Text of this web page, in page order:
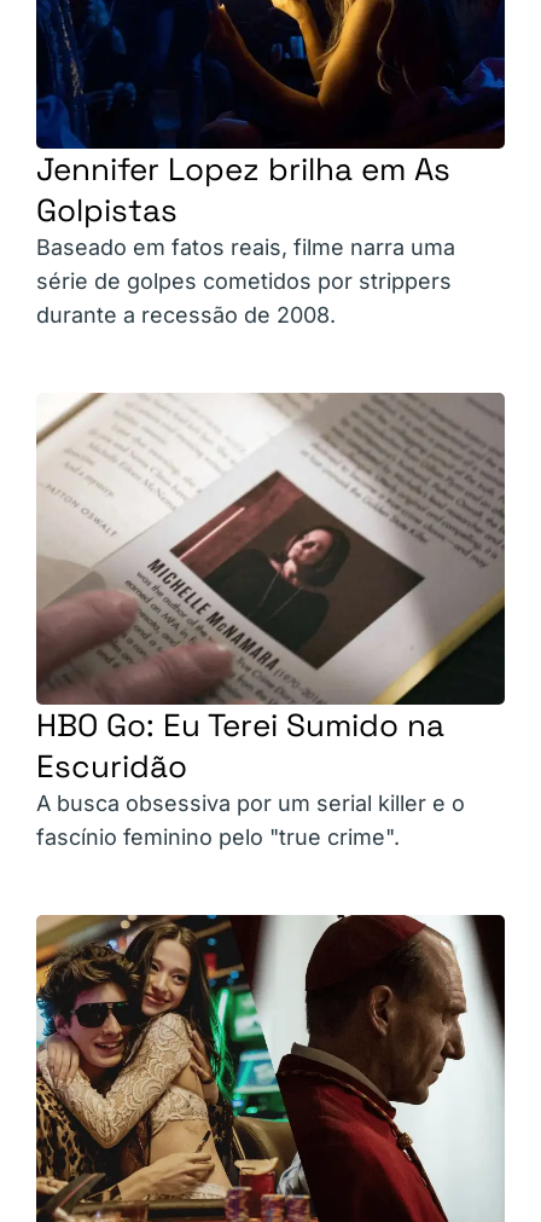
Jennifer Lopez brilha em As
Golpistas
Baseado em fatos reais, filme narra uma
série de golpes cometidos por strippers
durante a recessão de 2008.
HBO Go: Eu Terei Sumido na
Escuridão
A busca obsessiva por um serial killer e o
fascínio feminino pelo "true crime".